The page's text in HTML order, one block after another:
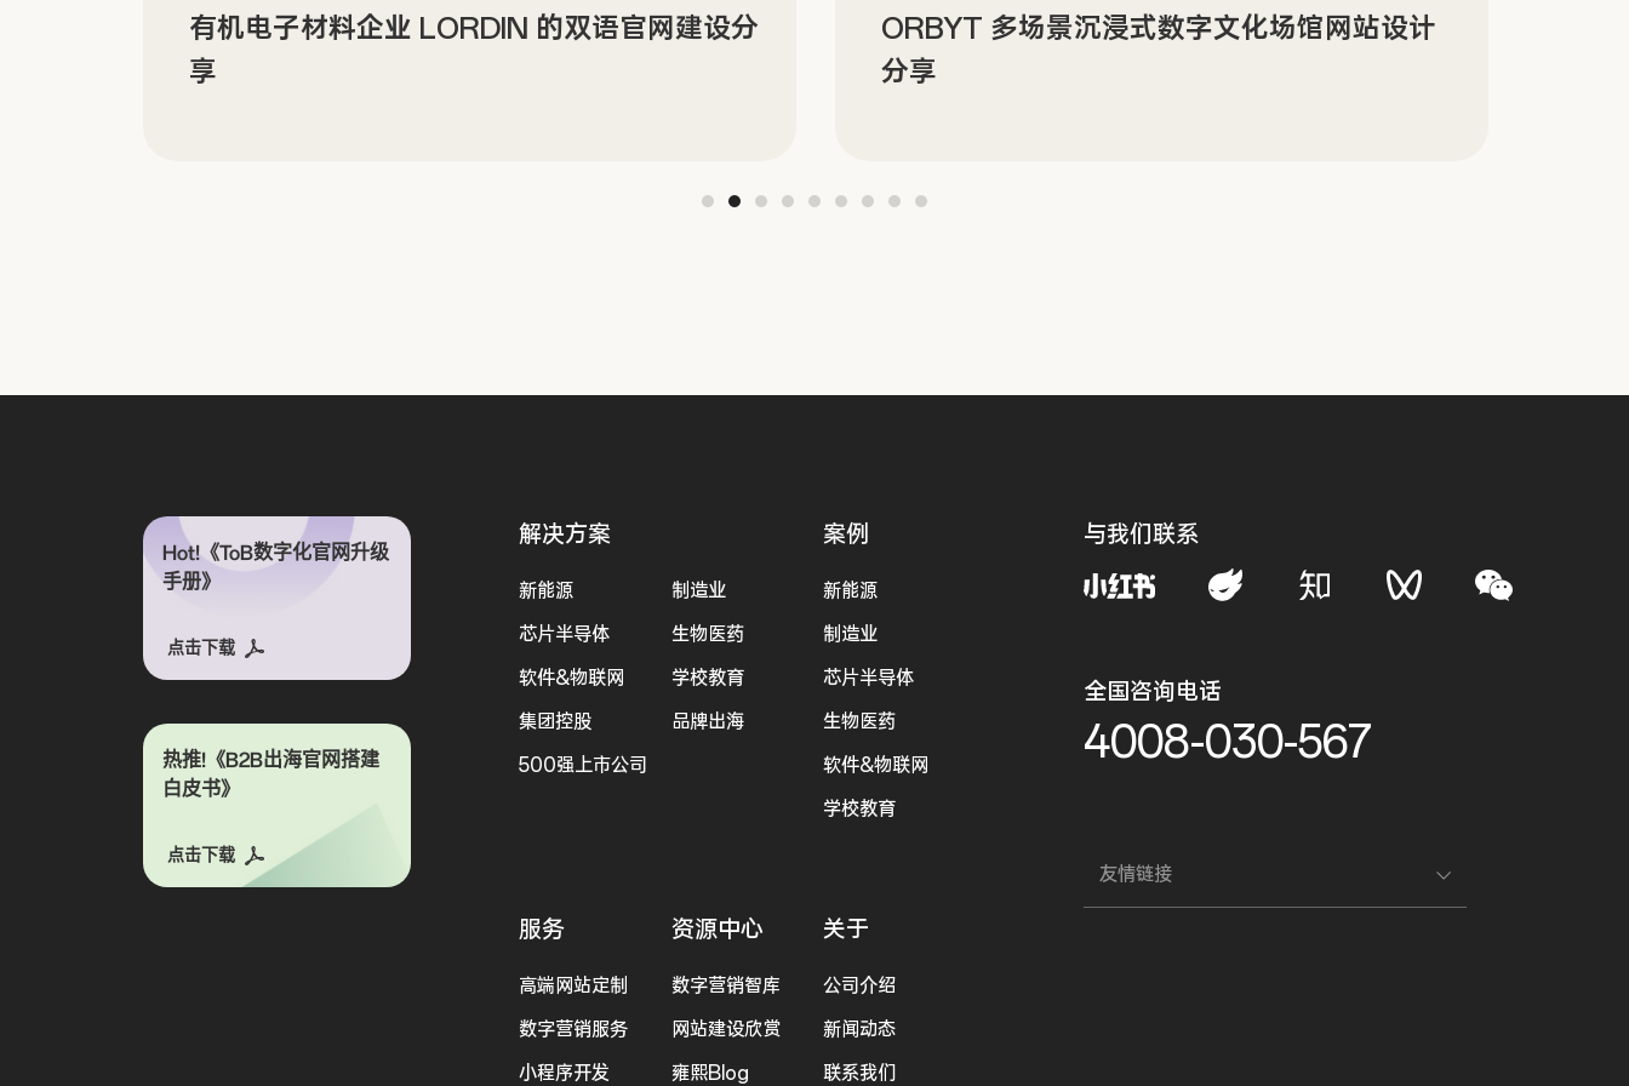
有机电子材料企业 LORDIN 的双语官网建设分
享
ORBYT 多场景沉浸式数字文化场馆网站设计
分享
Hot!《ToB数字化官网升级
手册》
点击下载
热推!《B2B出海官网搭建
白皮书》
点击下载
解决方案
新能源
制造业
芯片半导体
生物医药
软件&物联网
学校教育
集团控股
品牌出海
500强上市公司
案例
新能源
制造业
芯片半导体
生物医药
软件&物联网
学校教育
服务
高端网站定制
数字营销服务
小程序开发
资源中心
数字营销智库
网站建设欣赏
雍熙Blog
关于
公司介绍
新闻动态
联系我们
与我们联系
全国咨询电话
4008-030-567
友情链接